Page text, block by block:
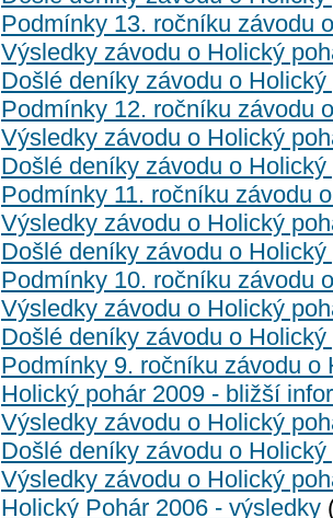
Podmínky 13. ročníku závodu
Výsledky závodu o Holický
Došlé deníky závodu o Holický
Podmínky 12. ročníku závodu
Výsledky závodu o Holický
Došlé deníky závodu o Holický
Podmínky 11. ročníku závodu
Výsledky závodu o Holický
Došlé deníky závodu o Holický
Podmínky 10. ročníku závodu
Výsledky závodu o Holický
Došlé deníky závodu o Holický
Podmínky 9. ročníku závodu o
Holický pohár 2009 - bližší
Výsledky závodu o Holický
Došlé deníky závodu o Holický
Výsledky závodu o Holický
Holický Pohár 2006 - výsledky